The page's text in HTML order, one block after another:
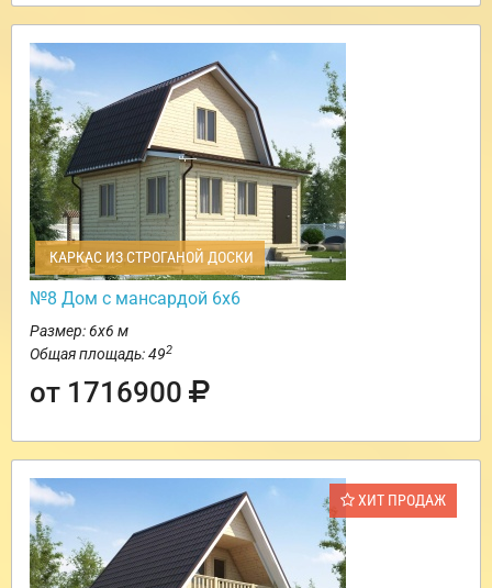
КАРКАС ИЗ СТРОГАНОЙ ДОСКИ
№8 Дом с мансардой 6х6
Размер: 6х6 м
Общая площадь: 492
от 1716900
ХИТ ПРОДАЖ